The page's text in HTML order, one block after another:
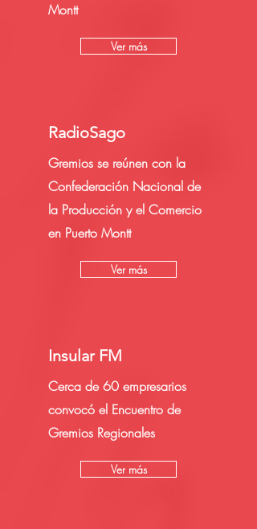
Montt
Ver más
RadioSago
Gremios se reúnen con la
Confederación Nacional de
la Producción y el Comercio
en Puerto Montt
Ver más
Insular FM
Cerca de 60 empresarios
convocó el Encuentro de
Gremios Regionales
Ver más